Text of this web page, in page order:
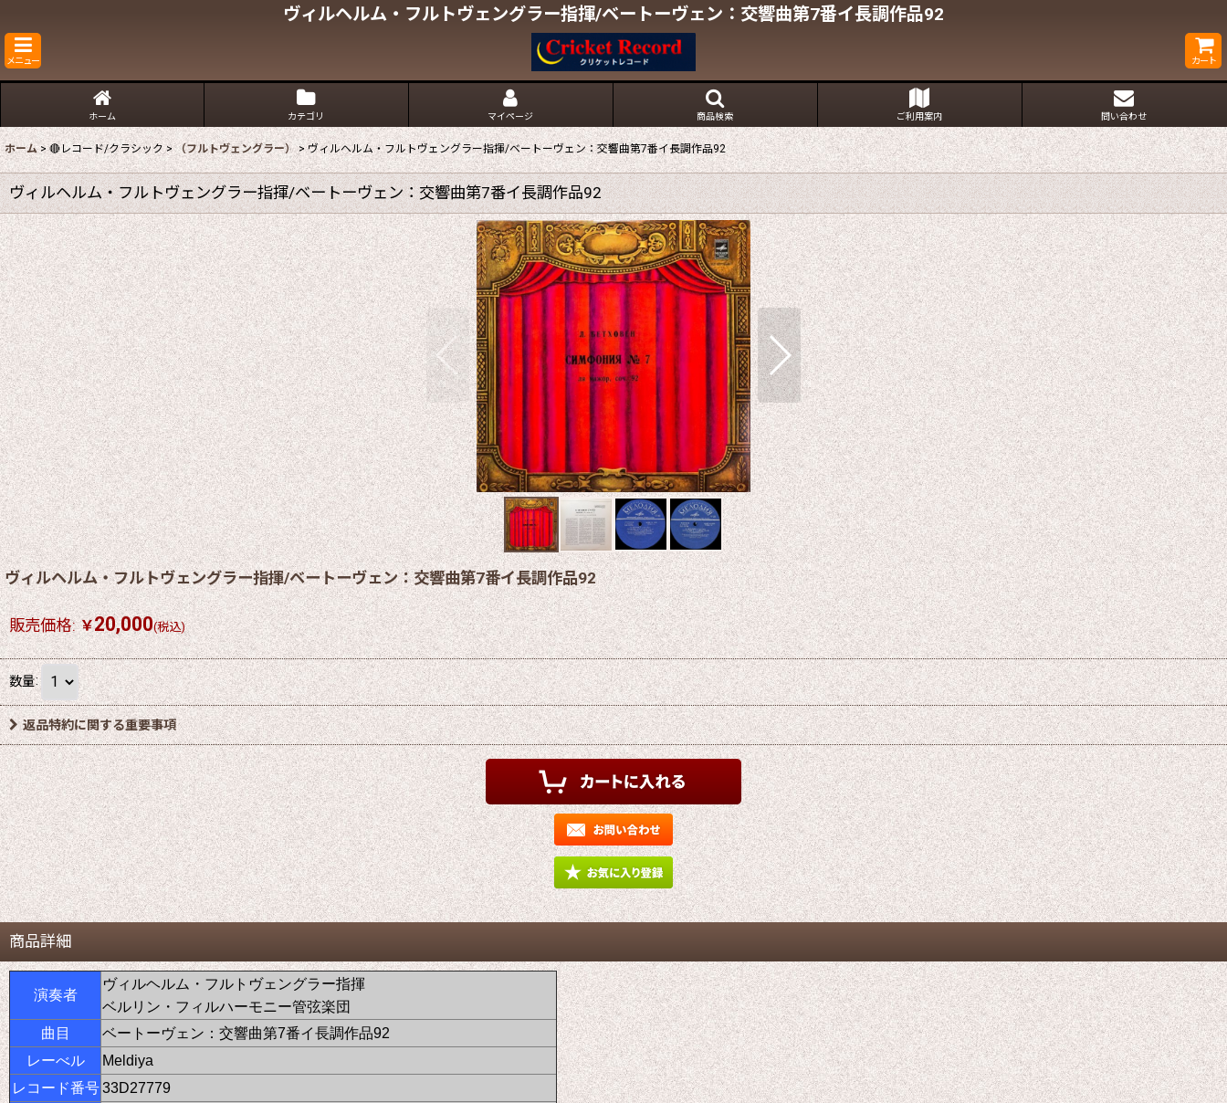
ヴィルヘルム・フルトヴェングラー指揮/ベートーヴェン：交響曲第7番イ長調作品92
メニュー カート
ホーム カテゴリ マイページ 商品検索 ご利用案内 問い合わせ
ホーム > 🔴レコード/クラシック > （フルトヴェングラー） > ヴィルヘルム・フルトヴェングラー指揮/ベートーヴェン：交響曲第7番イ長調作品92
ヴィルヘルム・フルトヴェングラー指揮/ベートーヴェン：交響曲第7番イ長調作品92
ヴィルヘルム・フルトヴェングラー指揮/ベートーヴェン：交響曲第7番イ長調作品92
販売価格: ￥20,000(税込)
数量:
返品特約に関する重要事項
商品詳細
演奏者
ヴィルヘルム・フルトヴェングラー指揮
ベルリン・フィルハーモニー管弦楽団
曲目
ベートーヴェン：交響曲第7番イ長調作品92
レーべル
Meldiya
レコード番号 33D27779